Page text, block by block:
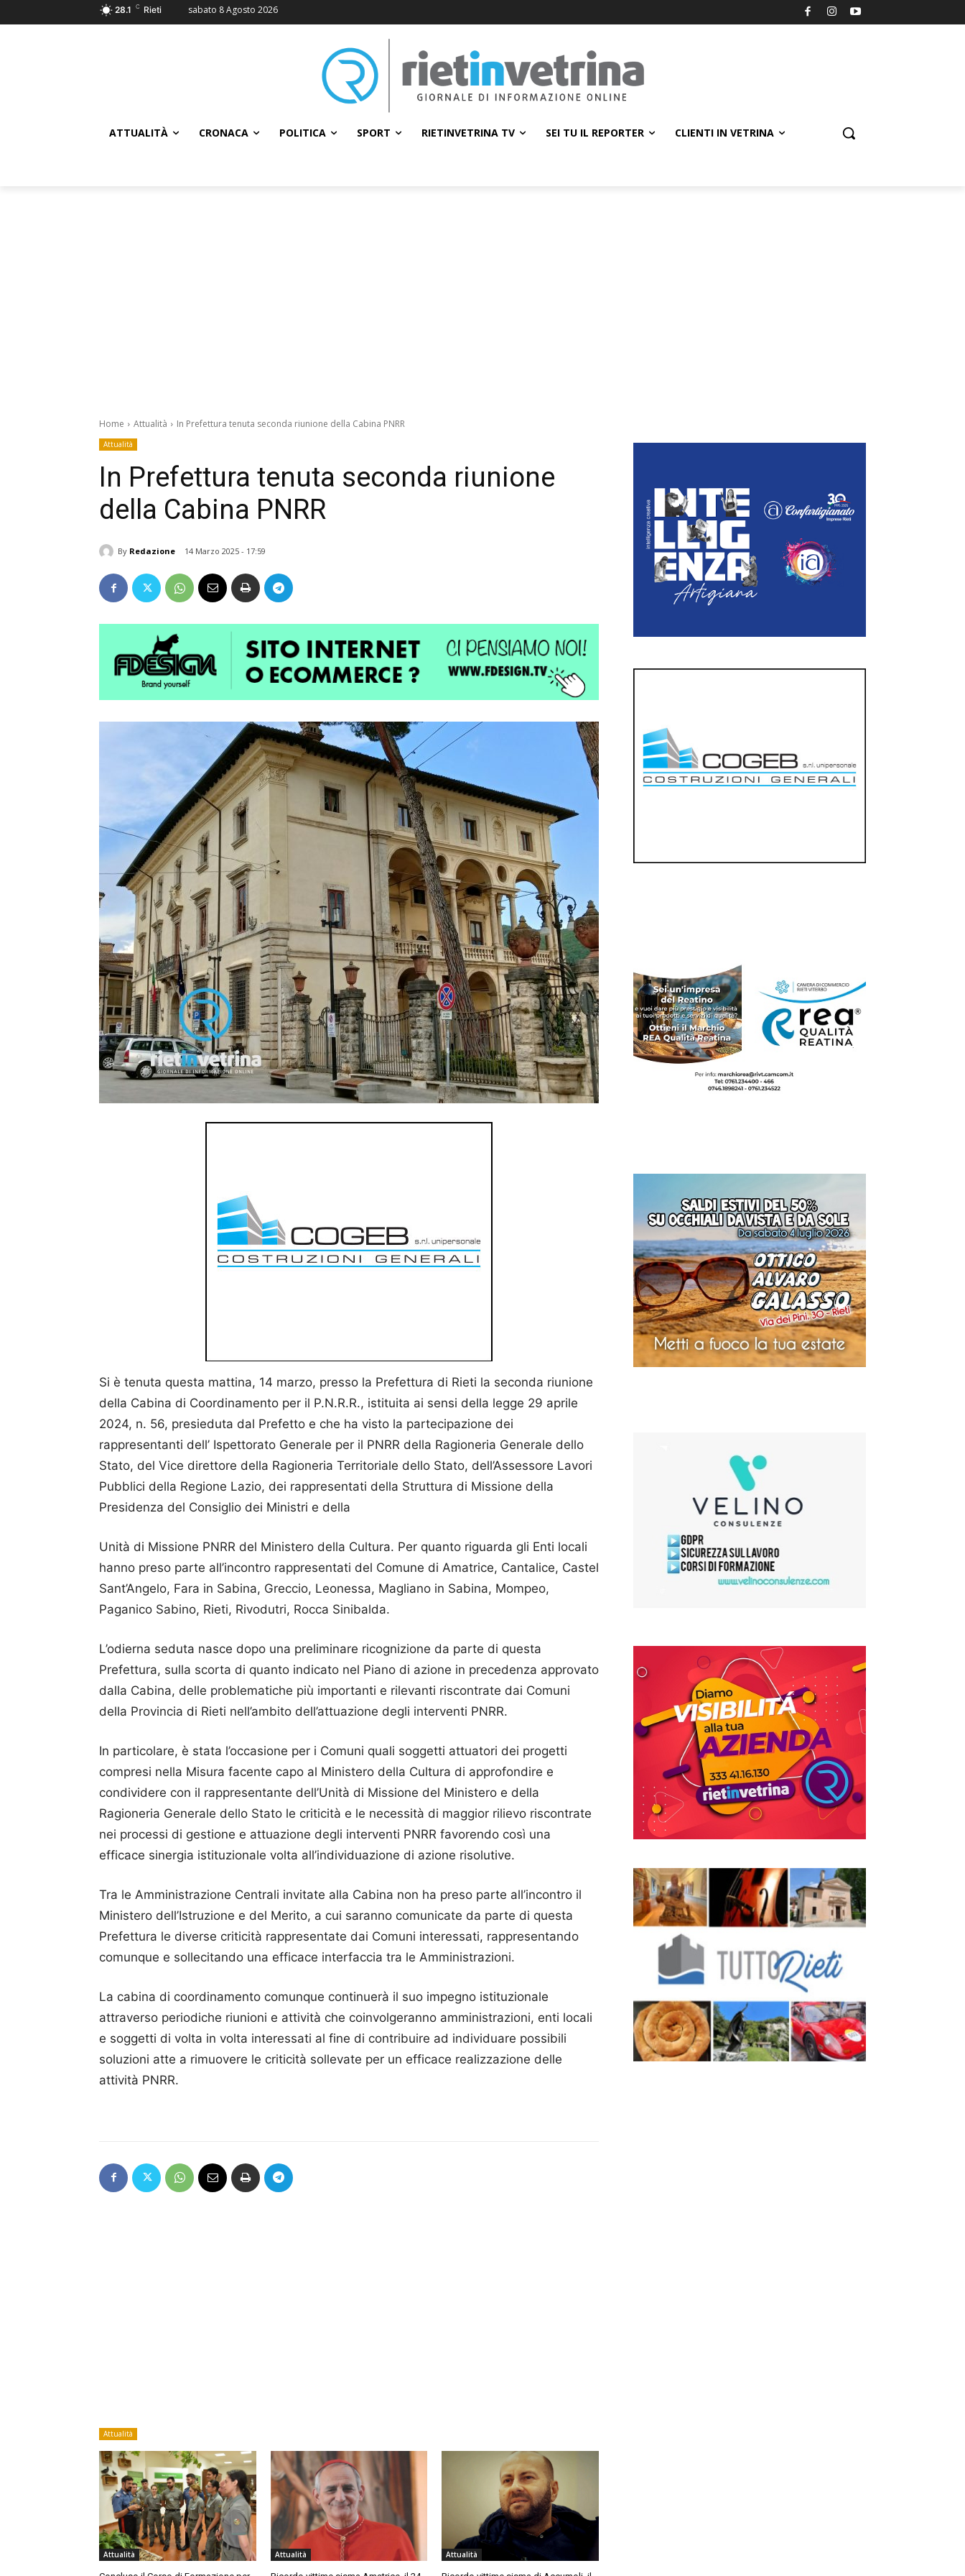
28.1 C Rieti sabato 8 Agosto 2026
ATTUALITÀ CRONACA POLITICA SPORT RIETINVETRINA TV SEI TU IL REPORTER CLIENTI IN VETRINA
Home Attualità In Prefettura tenuta seconda riunione della Cabina PNRR
Attualità
In Prefettura tenuta seconda riunione
della Cabina PNRR
By Redazione 14 Marzo 2025 - 17:59
Si è tenuta questa mattina, 14 marzo, presso la Prefettura di Rieti la seconda riunione
della Cabina di Coordinamento per il P.N.R.R., istituita ai sensi della legge 29 aprile
2024, n. 56, presieduta dal Prefetto e che ha visto la partecipazione dei
rappresentanti dell’ Ispettorato Generale per il PNRR della Ragioneria Generale dello
Stato, del Vice direttore della Ragioneria Territoriale dello Stato, dell’Assessore Lavori
Pubblici della Regione Lazio, dei rappresentati della Struttura di Missione della
Presidenza del Consiglio dei Ministri e della
Unità di Missione PNRR del Ministero della Cultura. Per quanto riguarda gli Enti locali
hanno preso parte all’incontro rappresentati del Comune di Amatrice, Cantalice, Castel
Sant’Angelo, Fara in Sabina, Greccio, Leonessa, Magliano in Sabina, Mompeo,
Paganico Sabino, Rieti, Rivodutri, Rocca Sinibalda.
L’odierna seduta nasce dopo una preliminare ricognizione da parte di questa
Prefettura, sulla scorta di quanto indicato nel Piano di azione in precedenza approvato
dalla Cabina, delle problematiche più importanti e rilevanti riscontrate dai Comuni
della Provincia di Rieti nell’ambito dell’attuazione degli interventi PNRR.
In particolare, è stata l’occasione per i Comuni quali soggetti attuatori dei progetti
compresi nella Misura facente capo al Ministero della Cultura di approfondire e
condividere con il rappresentante dell’Unità di Missione del Ministero e della
Ragioneria Generale dello Stato le criticità e le necessità di maggior rilievo riscontrate
nei processi di gestione e attuazione degli interventi PNRR favorendo così una
efficace sinergia istituzionale volta all’individuazione di azione risolutive.
Tra le Amministrazione Centrali invitate alla Cabina non ha preso parte all’incontro il
Ministero dell’Istruzione e del Merito, a cui saranno comunicate da parte di questa
Prefettura le diverse criticità rappresentate dai Comuni interessati, rappresentando
comunque e sollecitando una efficace interfaccia tra le Amministrazioni.
La cabina di coordinamento comunque continuerà il suo impegno istituzionale
attraverso periodiche riunioni e attività che coinvolgeranno amministrazioni, enti locali
e soggetti di volta in volta interessati al fine di contribuire ad individuare possibili
soluzioni atte a rimuovere le criticità sollevate per un efficace realizzazione delle
attività PNRR.
Attualità
Attualità Attualità Attualità